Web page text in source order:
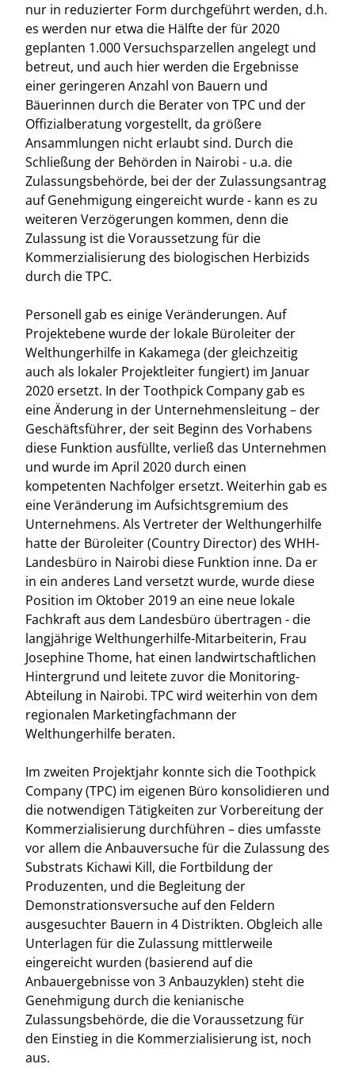
nur in reduzierter Form durchgeführt werden, d.h.
es werden nur etwa die Hälfte der für 2020
geplanten 1.000 Versuchsparzellen angelegt und
betreut, und auch hier werden die Ergebnisse
einer geringeren Anzahl von Bauern und
Bäuerinnen durch die Berater von TPC und der
Offizialberatung vorgestellt, da größere
Ansammlungen nicht erlaubt sind. Durch die
Schließung der Behörden in Nairobi - u.a. die
Zulassungsbehörde, bei der der Zulassungsantrag
auf Genehmigung eingereicht wurde - kann es zu
weiteren Verzögerungen kommen, denn die
Zulassung ist die Voraussetzung für die
Kommerzialisierung des biologischen Herbizids
durch die TPC.
Personell gab es einige Veränderungen. Auf
Projektebene wurde der lokale Büroleiter der
Welthungerhilfe in Kakamega (der gleichzeitig
auch als lokaler Projektleiter fungiert) im Januar
2020 ersetzt. In der Toothpick Company gab es
eine Änderung in der Unternehmensleitung – der
Geschäftsführer, der seit Beginn des Vorhabens
diese Funktion ausfüllte, verließ das Unternehmen
und wurde im April 2020 durch einen
kompetenten Nachfolger ersetzt. Weiterhin gab es
eine Veränderung im Aufsichtsgremium des
Unternehmens. Als Vertreter der Welthungerhilfe
hatte der Büroleiter (Country Director) des WHH-
Landesbüro in Nairobi diese Funktion inne. Da er
in ein anderes Land versetzt wurde, wurde diese
Position im Oktober 2019 an eine neue lokale
Fachkraft aus dem Landesbüro übertragen - die
langjährige Welthungerhilfe-Mitarbeiterin, Frau
Josephine Thome, hat einen landwirtschaftlichen
Hintergrund und leitete zuvor die Monitoring-
Abteilung in Nairobi. TPC wird weiterhin von dem
regionalen Marketingfachmann der
Welthungerhilfe beraten.
Im zweiten Projektjahr konnte sich die Toothpick
Company (TPC) im eigenen Büro konsolidieren und
die notwendigen Tätigkeiten zur Vorbereitung der
Kommerzialisierung durchführen – dies umfasste
vor allem die Anbauversuche für die Zulassung des
Substrats Kichawi Kill, die Fortbildung der
Produzenten, und die Begleitung der
Demonstrationsversuche auf den Feldern
ausgesuchter Bauern in 4 Distrikten. Obgleich alle
Unterlagen für die Zulassung mittlerweile
eingereicht wurden (basierend auf die
Anbauergebnisse von 3 Anbauzyklen) steht die
Genehmigung durch die kenianische
Zulassungsbehörde, die die Voraussetzung für
den Einstieg in die Kommerzialisierung ist, noch
aus.